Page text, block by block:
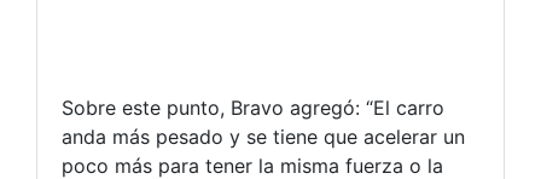
Sobre este punto, Bravo agregó: “El carro
anda más pesado y se tiene que acelerar un
poco más para tener la misma fuerza o la